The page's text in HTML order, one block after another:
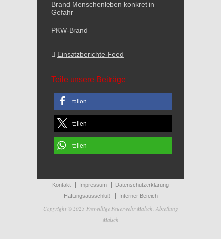
Brand Menschenleben konkret in
Gefahr
PKW-Brand
Einsatzberichte-Feed
Teile unsere Beiträge
teilen
teilen
teilen
Kontakt Impressum
Datenschutzerklärung
Haftungsausschluß
Interner Bereich
Copyright © 2025 Freiwillige Feuerwehr Malsch, Abteilung
Malsch